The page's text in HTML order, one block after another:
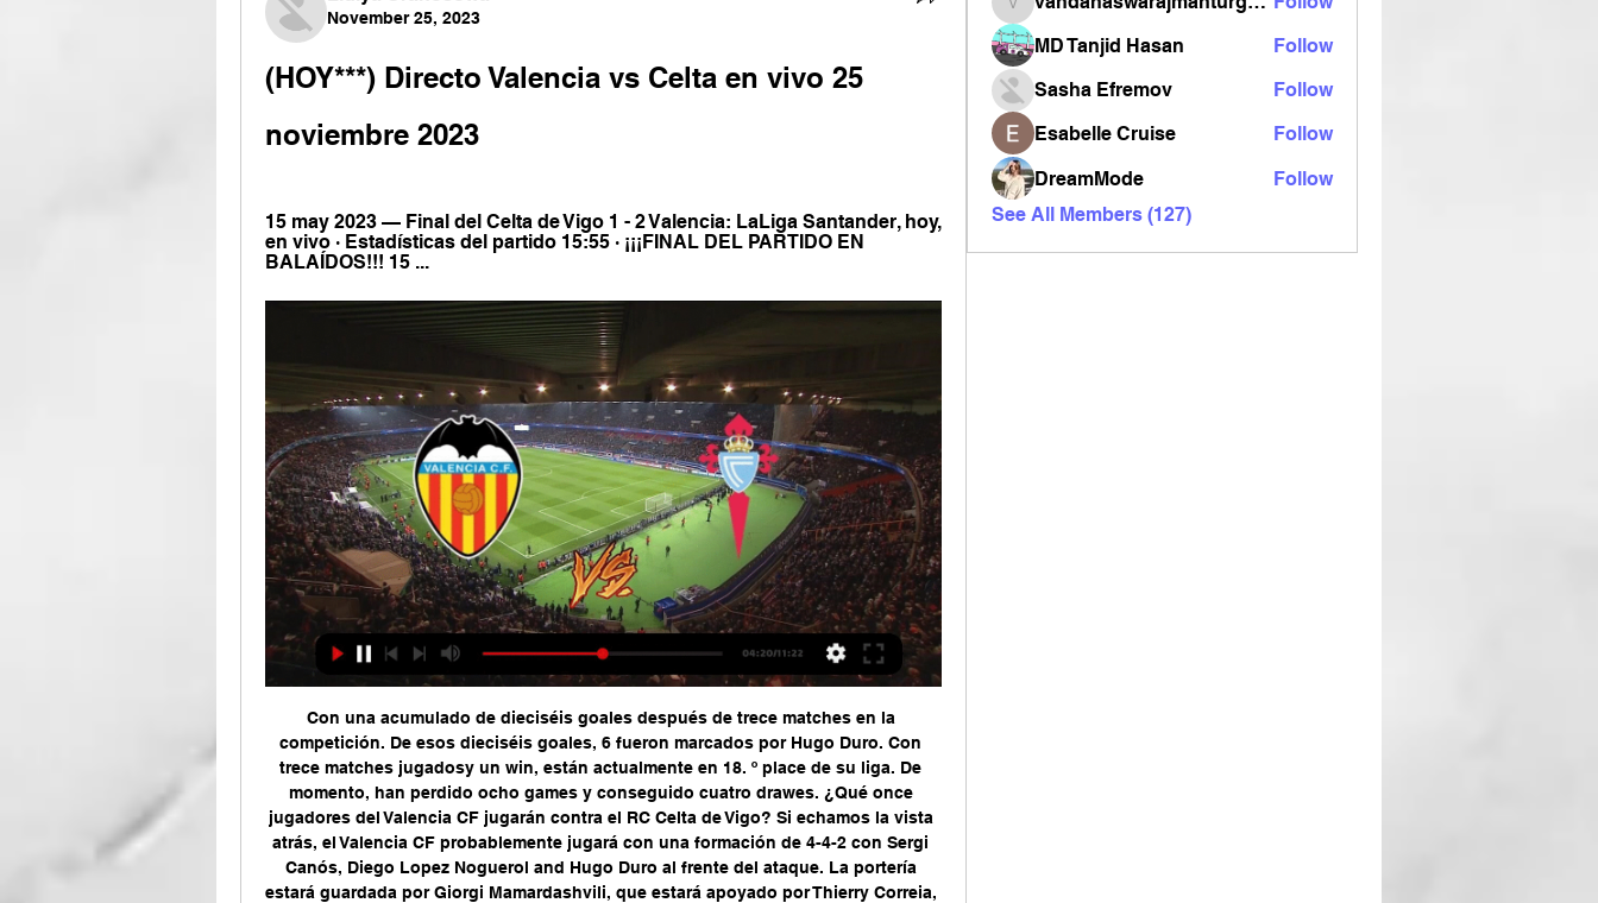
November 25, 2023
(HOY***) Directo Valencia vs Celta en vivo 25
noviembre 2023
15 may 2023 — Final del Celta de Vigo 1 - 2 Valencia: LaLiga Santander, hoy,
en vivo · Estadísticas del partido 15:55 · ¡¡¡FINAL DEL PARTIDO EN
BALAÍDOS!!! 15 ...
Con una acumulado de dieciséis goales después de trece matches en la
competición. De esos dieciséis goales, 6 fueron marcados por Hugo Duro. Con
trece matches jugadosy un win, están actualmente en 18. º place de su liga. De
momento, han perdido ocho games y conseguido cuatro drawes. ¿Qué once
jugadores del Valencia CF jugarán contra el RC Celta de Vigo? Si echamos la vista
atrás, el Valencia CF probablemente jugará con una formación de 4-4-2 con Sergi
Canós, Diego Lopez Noguerol and Hugo Duro al frente del ataque. La portería
estará guardada por Giorgi Mamardashvili, que estará apoyado por Thierry Correia,
vandanaswarajmanturgekar
MD Tanjid Hasan
Follow
Sasha Efremov
Follow
Esabelle Cruise
Follow
DreamMode
Follow
See All Members (127)